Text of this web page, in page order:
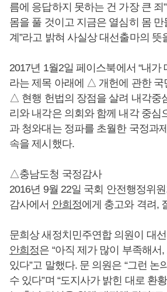
름에 응답하지 못하는 건 가장 큰 죄
몸을 풀 것이고 지금은 열심히 몸
계”라고 밝혀 사실상 대선출마의 뜻
2017년 1월2일 페이스북에서 “내가
라는 제목 아래에 △ 개헌에 관한 국
△ 현행 헌법의 장점을 살려 내각중
리와 내각은 의회와 함께 내각 중
과 청와대는 정파를 초월한 국정과
속을 제시했다.
△충남도청 국정감사
2016년 9월 22일 국회 안전행정위
감사에서 안희정에게 충고와 격려,
문희상 새정치민주연합 의원이 대
안희정은 “아직 제가 많이 부족해서
있다”고 말했다. 문 의원은 “그런 논
수 있다”며 “도지사가 밝힌 대로 환